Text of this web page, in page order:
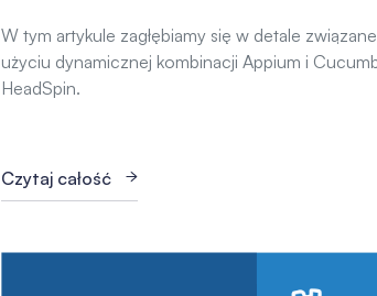
W tym artykule zagłębiamy się w detale
użyciu dynamicznej kombinacji Appium i
HeadSpin.
Czytaj całość